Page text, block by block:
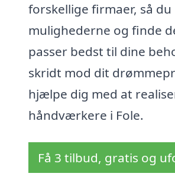
forskellige firmaer, så
mulighederne og finde
passer bedst til dine
skridt mod dit
hjælpe dig med at
håndværkere i Fole.
Få 3 tilbud, gratis og